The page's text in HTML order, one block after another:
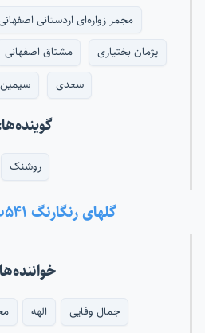
مجمر زواره‌ای اردستانی
پژمان بختیاری
مشتاق اصفهانی
سعدی
سیمین
روشنک
گلهای رنگارنگ ۵۴۱ب - افشاری
جمال وفایی الهه